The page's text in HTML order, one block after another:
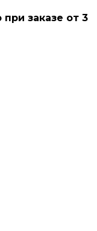
при заказе от 3